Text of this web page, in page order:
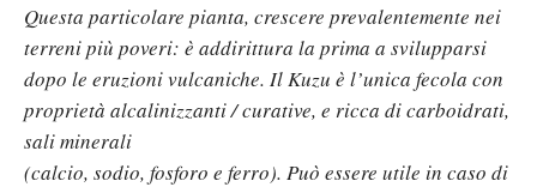
Questa particolare pianta, crescere prevalentemente nei
terreni più poveri: è addirittura la prima a svilupparsi
dopo le eruzioni vulcaniche. Il Kuzu è l’unica fecola con
proprietà alcalinizzanti / curative, e ricca di carboidrati,
sali minerali
(calcio, sodio, fosforo e ferro). Può essere utile in caso di